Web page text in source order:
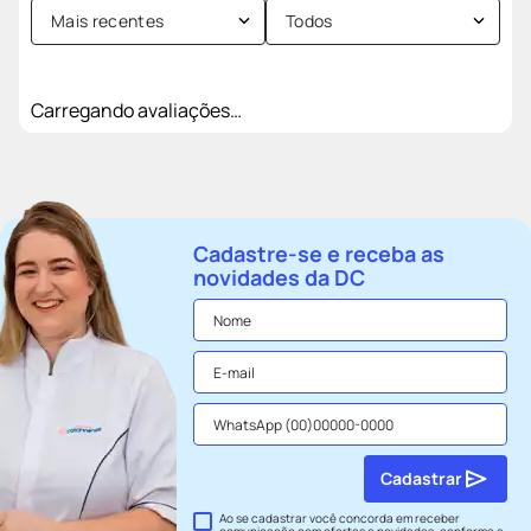
Mais recentes Todos
Carregando avaliações…
Cadastre-se e receba as
novidades da DC
Ao se cadastrar você concorda em receber
Cadastrar